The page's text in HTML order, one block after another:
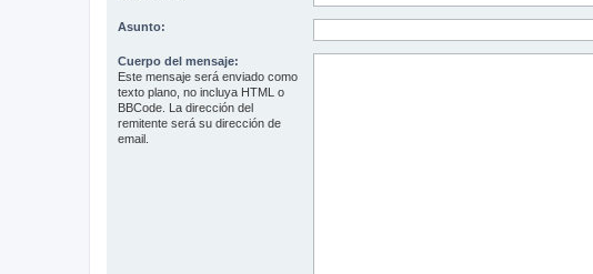
Asunto:
Cuerpo del mensaje:
Este mensaje será enviado como
texto plano, no incluya HTML o
BBCode. La dirección del
remitente será su dirección de
email.